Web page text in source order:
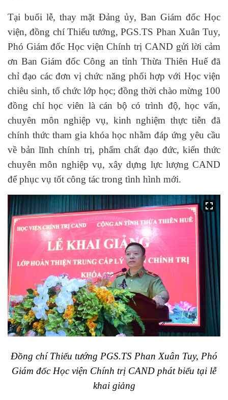
Tại buổi lễ, thay mặt Đảng ủy, Ban Giám đốc Học
viện,đồng chí Thiếu tướng, PGS.TS Phan Xuân Tuy,
Phó Giám đốc Học viện Chính trị CAND gửi lời cảm
ơn Ban Giám đốc Công an tỉnh Thừa Thiên Huế đã
chỉ đạo các đơn vị chức năng phối hợp với Học viện
chiêu sinh, tổ chức lớp học; đồng thời chào mừng 100
đồng chí học viên là cán bộ có trình độ, học vấn,
chuyên môn nghiệp vụ, kinh nghiệm thực tiễn đã
chính thức tham gia khóa học nhằm đáp ứng yêu cầu
về bản lĩnh chính trị, phẩm chất đạo đức, kiến thức
chuyên môn nghiệp vụ, xây dựng lực lượng CAND
để phục vụ tốt công tác trong tình hình mới.
Đồng chíThiếu tướng PGS.TS Phan Xuân Tuy, Phó
Giám đốc Học viện Chính trị CAND phát biểu tại lễ
khai giảng